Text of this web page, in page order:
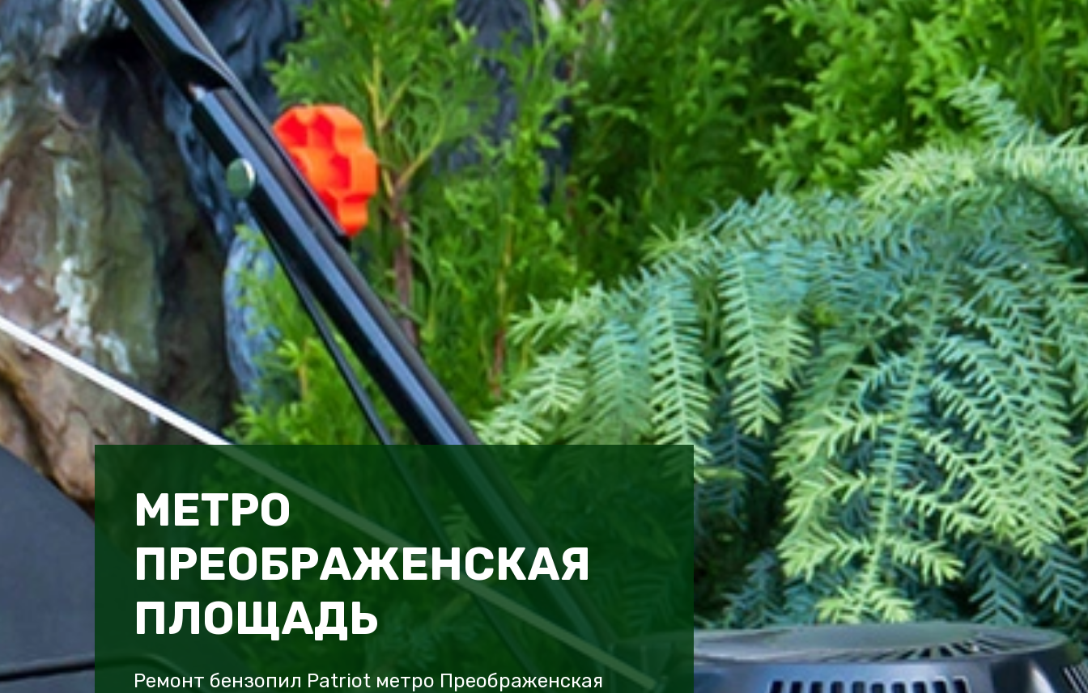
МЕТРО
ПРЕОБРАЖЕНСКАЯ
ПЛОЩАДЬ
Ремонт бензопил Patriot метро Преображенская